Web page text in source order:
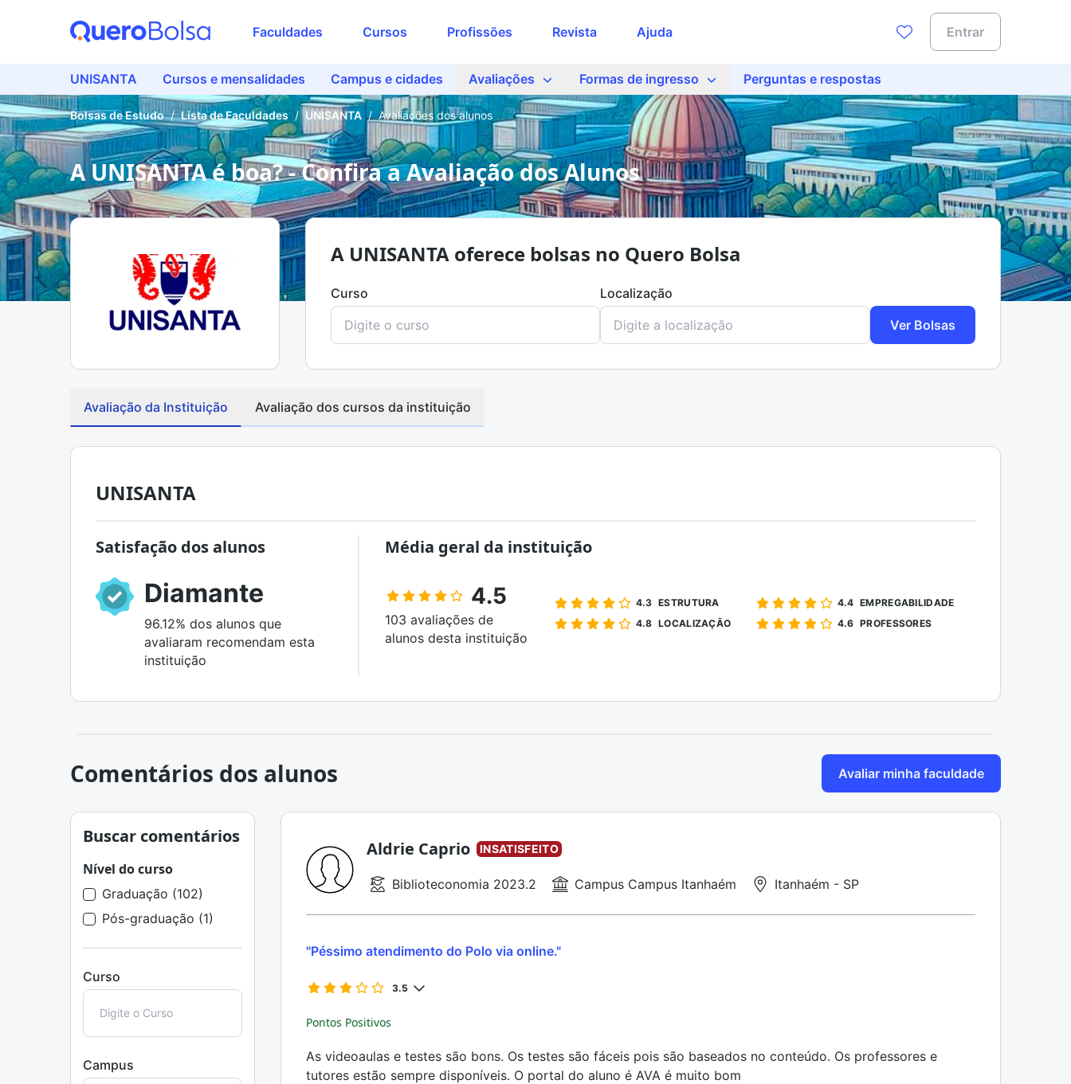
Faculdades Cursos Profissões Revista Ajuda Entrar
UNISANTA Cursos e mensalidades Campus e cidades Avaliações Formas de ingresso Perguntas e respostas
Bolsas de Estudo / Lista de Faculdades / UNISANTA / Avaliações dos alunos
A UNISANTA é boa? - Confira a Avaliação dos Alunos
A UNISANTA oferece bolsas no Quero Bolsa
Curso
Localização
Ver Bolsas
Avaliação da Instituição Avaliação dos cursos da instituição
UNISANTA
Satisfação dos alunos
Diamante
96.12% dos alunos que
avaliaram recomendam esta
instituição
Média geral da instituição
4.5
103 avaliações de
alunos desta instituição
4.3 ESTRUTURA
4.8 LOCALIZAÇÃO
4.4 EMPREGABILIDADE
4.6 PROFESSORES
Comentários dos alunos Avaliar minha faculdade
Buscar comentários
Nível do curso
Graduação (102)
Pós-graduação (1)
Curso
Campus
Aldrie Caprio INSATISFEITO
Biblioteconomia 2023.2 Campus Campus Itanhaém Itanhaém - SP
"Péssimo atendimento do Polo via online."
3.5
Pontos Positivos
As videoaulas e testes são bons. Os testes são fáceis pois são baseados no conteúdo. Os professores e
tutores estão sempre disponíveis. O portal do aluno é AVA é muito bom